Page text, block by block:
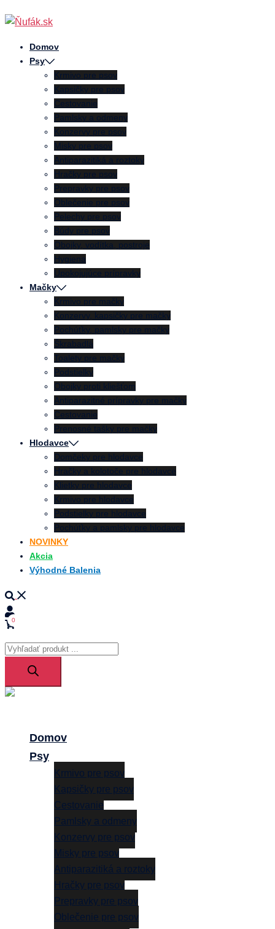
Preskočiť
na
obsahDomov
Psy
Krmivo pre psov
Kapsičky pre psov
Cestovanie
Pamlsky a odmeny
Konzervy pre psov
Misky pre psov
Antiparazitiká a roztoky
Hračky pre psov
Prepravky pre psov
Oblečenie pre psov
Pelechy pre psov
Búdy pre psov
Obojky, vodítka, postroje
Hygiena
Upokojujúce prípravky
Mačky
Krmivo pre mačky
Konzervy, kapsičky pre mačky
Pochúťky, pamlsky pre mačky
Škrabadlá
Toalety pre mačky
Podstielky
Obojky proti kliešťom
Antiparazitné prípravky pre mačky
Cestovanie
Prenosné tašky pre mačky
Hlodavce
Domčeky pre hlodavce
Hračky a kolotoče pre hlodavce
Klietky pre hlodavce
Krmivo pre hlodavce
Podstielky pre hlodavce
Pochúťky a pamlsky pre hlodavce
NOVINKY
Akcia
Výhodné Balenia
Search
0
Products
search
Domov
Psy
Krmivo pre psov
Kapsičky pre psov
Cestovanie
Pamlsky a odmeny
Konzervy pre psov
Misky pre psov
Antiparazitiká a roztoky
Hračky pre psov
Prepravky pre psov
Oblečenie pre psov